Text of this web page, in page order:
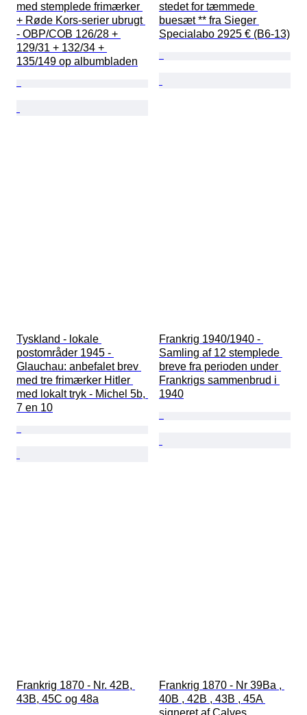
med stemplede frimærker
+ Røde Kors-serier ubrugt
- OBP/COB 126/28 +
129/31 + 132/34 +
135/149 op albumbladen
stedet for tæmmede
buesæt ** fra Sieger
Specialabo 2925 € (B6-13)
Tyskland - lokale
postområder 1945 -
Glauchau: anbefalet brev
med tre frimærker Hitler
med lokalt tryk - Michel 5b,
7 en 10
Frankrig 1940/1940 -
Samling af 12 stemplede
breve fra perioden under
Frankrigs sammenbrud i
1940
Frankrig 1870 - Nr. 42B,
43B, 45C og 48a
Frankrig 1870 - Nr 39Ba ,
40B , 42B , 43B , 45A